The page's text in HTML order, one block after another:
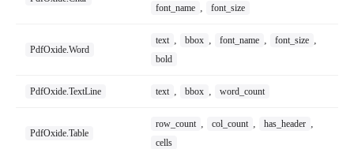
font_name , font_size
PdfOxide.Word
text , bbox , font_name , font_size ,
bold
PdfOxide.TextLine text , bbox , word_count
PdfOxide.Table
row_count , col_count , has_header ,
cells